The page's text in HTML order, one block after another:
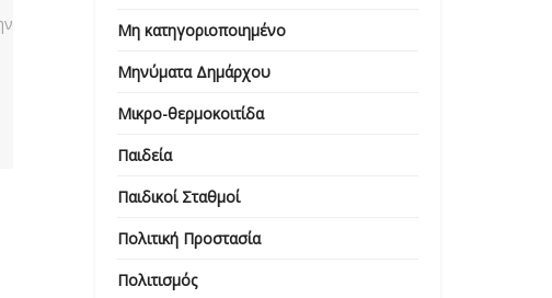
Μη κατηγοριοποιημένο
Μηνύματα Δημάρχου
Μικρο-θερμοκοιτίδα
Παιδεία
Παιδικοί Σταθμοί
Πολιτική Προστασία
Πολιτισμός